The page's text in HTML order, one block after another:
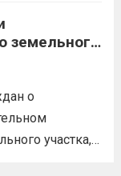
земельного
о
участка,